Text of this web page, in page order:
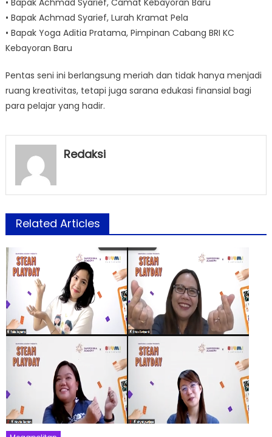
• Bapak Achmad Syarief, Lurah Kramat Pela
• Bapak Yoga Aditia Pratama, Pimpinan Cabang BRI KC
Kebayoran Baru
Pentas seni ini berlangsung meriah dan tidak hanya menjadi
ruang kreativitas, tetapi juga sarana edukasi finansial bagi
para pelajar yang hadir.
Redaksi
Related Articles